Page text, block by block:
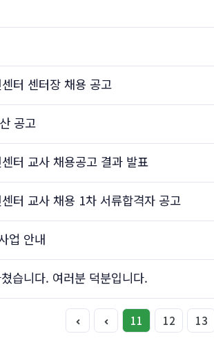
터 센터장 채용 공고
공고
터 교사 채용공고 결과 발표
터 교사 채용 1차 서류합격자 공고
업 안내
습니다. 여러분 덕분입니다.
11 12 13